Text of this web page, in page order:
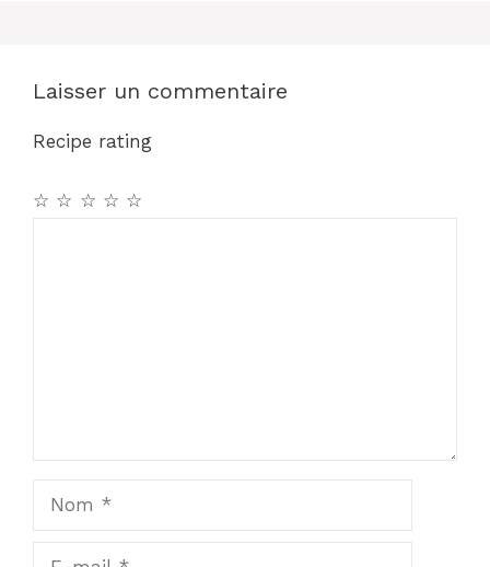
Laisser un commentaire
Recipe rating
☆
☆
☆
☆
☆